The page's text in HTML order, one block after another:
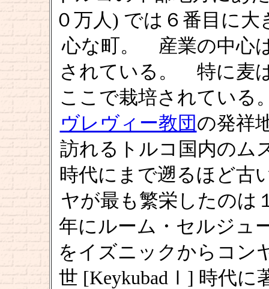
０万人) では６番目に
心な町。 産業の中心
されている。 特に麦
ここで栽培されてい
ヴレヴィー教団の発祥
訪れるトルコ国内の
時代にまで遡るほど
ヤが最も繁栄したの
年にルーム・セルジュ
をイズニックからコン
世 [KeykubadⅠ] 時代